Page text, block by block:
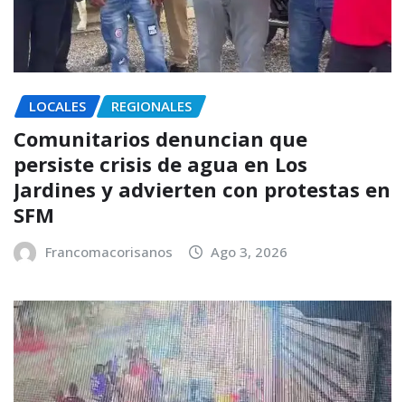
LOCALES REGIONALES
Comunitarios denuncian que
persiste crisis de agua en Los
Jardines y advierten con protestas en
SFM
Francomacorisanos Ago 3, 2026